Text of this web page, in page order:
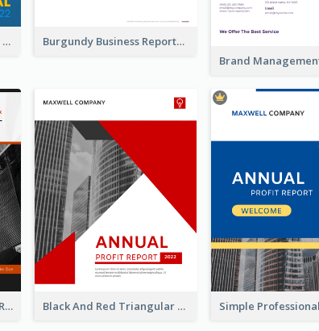
Annual Report Documents Reports
Burgundy Business Reports
Black And White Business Report Black And Red Triangular Annual Report Design Ideas